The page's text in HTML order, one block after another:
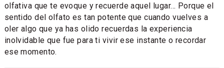
olfativa que te evoque y recuerde aquel lugar... Porque el
sentido del olfato es tan potente que cuando vuelves a
oler algo que ya has olido recuerdas la experiencia
inolvidable que fue para ti vivir ese instante o recordar
ese momento.